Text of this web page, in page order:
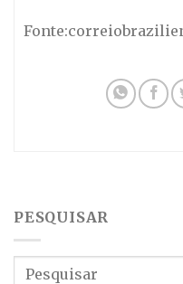
PESQUISAR